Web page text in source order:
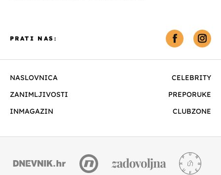
NASLOVNICA
CELEBRITY
ZANIMLJIVOSTI
PREPORUKE
INMAGAZIN
CLUBZONE
PRATI NAS: